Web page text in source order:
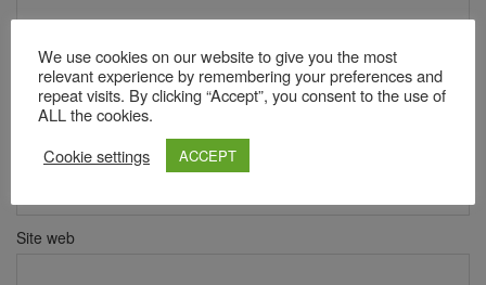
Nume*
Email*
Site web
We use cookies on our website to give you the most
relevant experience by remembering your preferences and
repeat visits. By clicking “Accept”, you consent to the use of
ALL the cookies.
Cookie settings
ACCEPT